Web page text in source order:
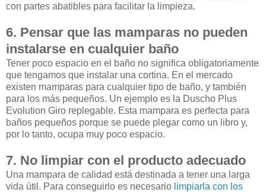
con partes abatibles para facilitar la limpieza.
6. Pensar que las mamparas no pueden
instalarse en cualquier baño
Tener poco espacio en el baño no significa obligatoriamente
que tengamos que instalar una cortina. En el mercado
existen mamparas para cualquier tipo de baño, y también
para los más pequeños. Un ejemplo es la Duscho Plus
Evolution Giro replegable. Esta mampara es perfecta para
baños pequeños porque se puede plegar como un libro y,
por lo tanto, ocupa muy poco espacio.
7. No limpiar con el producto adecuado
Una mampara de calidad está destinada a tener una larga
vida útil. Para conseguirlo es necesario limpiarla con los